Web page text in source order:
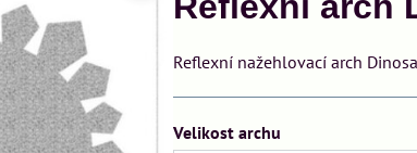
Reflexní nažehlovací arch
Velikost archu